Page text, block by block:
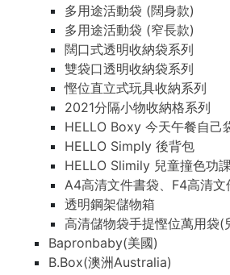
多用途活動袋 (闊身款)
多用途活動袋 (窄長款)
闊口式透明收納袋系列
雙袋口透明收納袋系列
慳位直立式玩具收納系列
2021分隔小物收納格系列
HELLO Boxy 今天午餐自己
HELLO Simply 後背包
HELLO Slimily 兒童撞色功
A4高清文件書袋、F4高清文
透明鋼架儲物箱
高清儲物袋手提慳位萬用袋(
Bapronbaby(美國)
B.Box(澳洲Australia)